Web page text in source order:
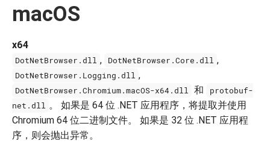
macOS
x64
DotNetBrowser.dll , DotNetBrowser.Core.dll ,
DotNetBrowser.Logging.dll ,
DotNetBrowser.Chromium.macOS-x64.dll 和
protobuf-
net.dll 。 如果是 64 位 .NET 应用程序，将提取并使用
Chromium 64 位二进制文件。 如果是 32 位 .NET 应用程
序，则会抛出异常。